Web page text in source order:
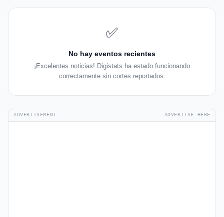
✅
No hay eventos recientes
¡Excelentes noticias! Digistats ha estado funcionando
correctamente sin cortes reportados.
ADVERTISEMENT ADVERTISE HERE